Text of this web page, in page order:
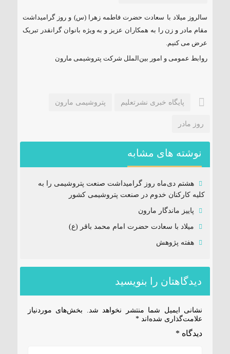
سالروز میلاد با سعادت حضرت فاطمه زهرا (س) و روز گرامیداشت
مقام مادر و زن را به همکاران عزیز و به ویژه بانوان گرانقدر تبریک
عرض می کنیم.
روابط عمومی و امور بین‌الملل شرکت پتروشیمی مارون
پایگاه خبری نشرتعلیم پتروشیمی مارون
روز مادر
نوشته های مشابه
هشتم دی‌ماه روز گرامیداشت صنعت پتروشیمی را به
کلیه کارکنان خدوم در صنعت پتروشیمی کشور
پاییز ماندگار مارون
میلاد با سعادت حضرت امام محمد باقر (ع)
هفته پژوهش
دیدگاهتان را بنویسید
نشانی ایمیل شما منتشر نخواهد شد.
بخش‌های موردنیاز
علامت‌گذاری شده‌اند *
دیدگاه *